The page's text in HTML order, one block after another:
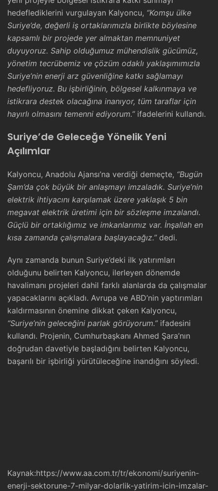
hedeflediklerini vurgulayan Kalyoncu, “Komşu ülke
Suriye’de, değerli iş ortaklarımızla birlikte böylesine
kapsamlı bir projede yer almaktan memnuniyet
duyuyoruz. Sahip olduğumuz mühendislik gücümüz,
yönetim tecrübemiz ve çözüm odaklı yaklaşımımızla
Suriye’nin enerji arz güvenliğine katkı sağlamayı
hedefliyoruz. Bu işbirliğinin, bölgesel kalkınmaya ve
istikrara destek olacağına inanıyor, tüm taraflar için
hayırlı olmasını temenni ediyorum.”ifadelerini kullandı.
Suriye’de Geleceğe Yönelik Yeni
Açılımlar
Kalyoncu, Anadolu Ajansı’na verdiği demeçte, “Bugün
Şam’da çok büyük bir anlaşmayı imzaladık. Suriye’nin
elektrik ihtiyacını karşılamak üzere yaklaşık 5 bin
megavat elektrik üretimi için bir sözleşme imzalandı.
Güçlü bir ortaklığımız ve imkanlarımız var. İnşallah en
kısa zamanda çalışmalara başlayacağız.”dedi.
Aynı zamanda bunun Suriye’deki ilk yatırımları
olduğunu belirten Kalyoncu, ilerleyen dönemde
havalimanı projeleri dahil farklı alanlarda da çalışmalar
yapacaklarını açıkladı. Avrupa ve ABD’nin yaptırımları
kaldırmasının önemine dikkat çeken Kalyoncu,
“Suriye’nin geleceğini parlak görüyorum.”ifadesini
kullandı. Projenin, Cumhurbaşkanı Ahmed Şara’nın
doğrudan davetiyle başladığını belirten Kalyoncu,
başarılı bir işbirliği yürütüleceğine inandığını söyledi.
Kaynak:https://www.aa.com.tr/tr/ekonomi/suriyenin-
enerji-sektorune-7-milyar-dolarlik-yatirim-icin-imzalar-